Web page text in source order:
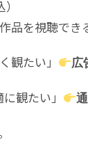
品を視聴でき
観たい」
広
観たい」